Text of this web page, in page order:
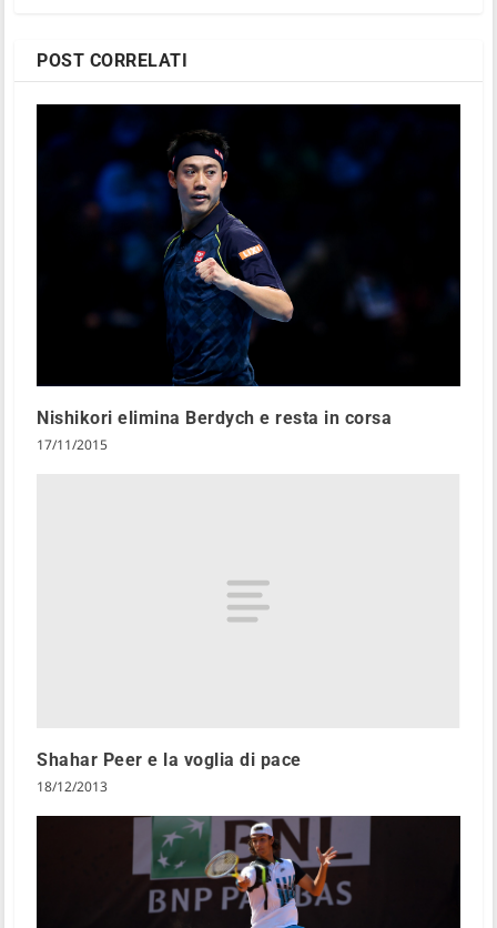
POST CORRELATI
Nishikori elimina Berdych e resta in corsa
17/11/2015
Shahar Peer e la voglia di pace
18/12/2013